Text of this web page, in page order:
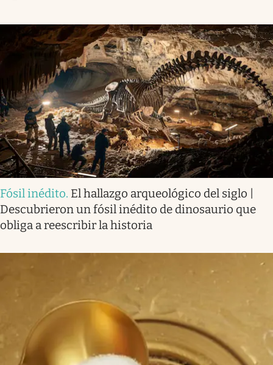
Fósil inédito. El hallazgo arqueológico del siglo |
Descubrieron un fósil inédito de dinosaurio que
obliga a reescribir la historia